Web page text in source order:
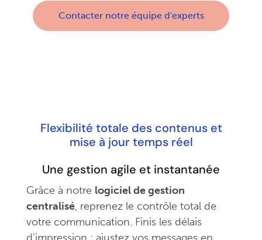
Contacter notre équipe d'experts
Flexibilité totale des contenus et
mise à jour temps réel
Une gestion agile et instantanée
Grâce à notre logiciel de gestion
centralisé, reprenez le contrôle total de
votre communication. Finis les délais